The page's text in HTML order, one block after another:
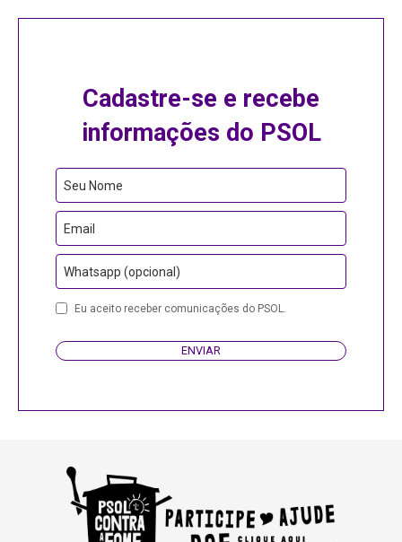
Cadastre-se e recebe
informações do PSOL
Business
Email
Seu Nome
Email
Whatsapp (opcional)
Eu aceito receber comunicações do PSOL.
ENVIAR